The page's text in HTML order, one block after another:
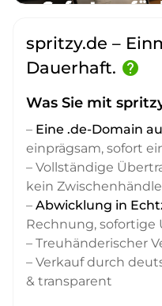
spritzy.de –
Dauerhaft. help
Was Sie mit
– Eine .de-Domain
einprägsam, sofort
– Vollständige
kein
– Abwicklung in
Rechnung, sofortige
– Treuhänderischer
– Verkauf durch
& transparent